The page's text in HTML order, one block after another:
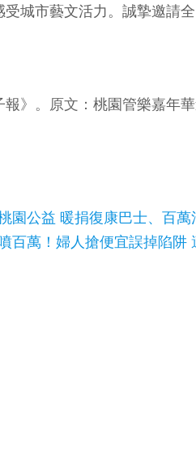
城市藝文活力。誠摯邀請
報》。原文： 桃園管樂嘉年
園公益 暖捐復康巴士、百萬
百萬！婦人搶便宜誤掉陷阱